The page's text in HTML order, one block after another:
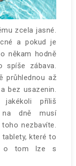
zcela jasné.
a pokud je
někam hodně
spíše zábava.
průhlednou až
bez usazenin.
příliš
na dně musí
nezbavíte.
které to
o tom lze s